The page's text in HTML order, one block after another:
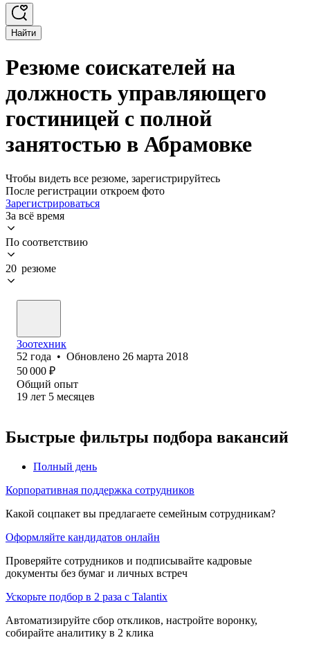
Найти
Резюме соискателей на
должность управляющего
гостиницей с полной
занятостью в Абрамовке
Чтобы видеть все резюме, зарегистрируйтесь
После регистрации откроем фото
Зарегистрироваться
За всё время
По соответствию
20 резюме
Зоотехник
52 года • Обновлено 26 марта 2018
50 000 ₽
Общий опыт
19 лет 5 месяцев
Быстрые фильтры подбора вакансий
Полный день
Корпоративная поддержка сотрудников
Какой соцпакет вы предлагаете семейным сотрудникам?
Оформляйте кандидатов онлайн
Проверяйте сотрудников и подписывайте кадровые
документы без бумаг и личных встреч
Ускорьте подбор в 2 раза с Talantix
Автоматизируйте сбор откликов, настройте воронку,
собирайте аналитику в 2 клика